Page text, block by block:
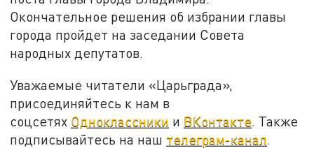
Окончательное решения об избрании главы
города пройдет на заседании Совета
народных депутатов.
Уважаемые читатели «Царьграда»,
присоединяйтесь к нам в
соцсетях Одноклассники и ВКонтакте . Также
подписывайтесь на наш телеграм-канал